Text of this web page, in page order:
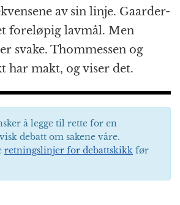
av sin linje. Gaarder-
foreløpig lavmål. Men
svake. Thommessen og
har makt, og viser det.
å legge til rette for en
debatt om sakene våre.
retningslinjer for debattskikk før